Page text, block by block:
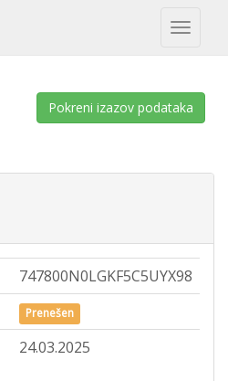
Toggle
Pokreni izazov podataka
747800N0LGKF5C5UYX98
Prenešen
24.03.2025